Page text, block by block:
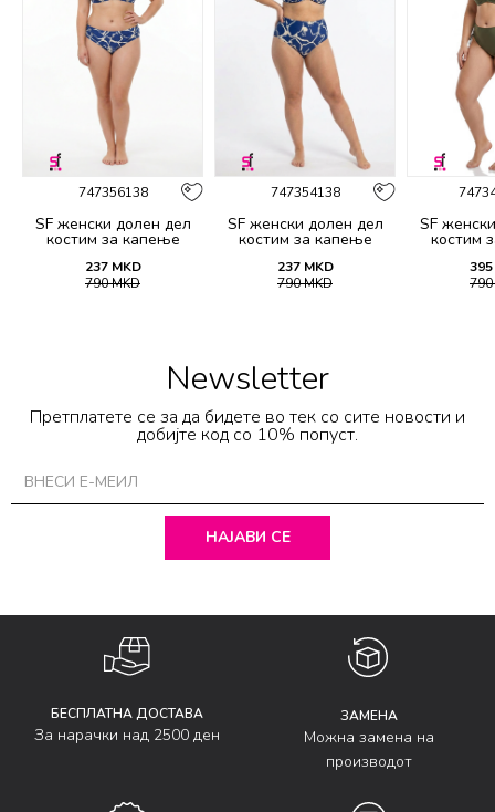
747356138
SF женски долен дел
костим за капење
237 MKD
790MKD
747354138
SF женски долен дел
костим за капење
237 MKD
790MKD
SF
костим
395
790
Newsletter
Претплатете се за да бидете во тек со сите новости и
добијте код со 10% попуст.
НАЈАВИ СЕ
БЕСПЛАТНА ДОСТАВА
За нарачки над 2500 ден
ЗАМЕНА
Можна замена на
производот